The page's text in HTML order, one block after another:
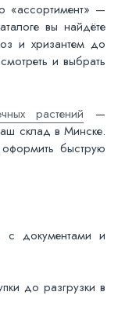
«ассортимент» —
вы найдёте
и хризантем до
и выбрать
растений —
склад в Минске.
быструю
с документами и
до разгрузки в